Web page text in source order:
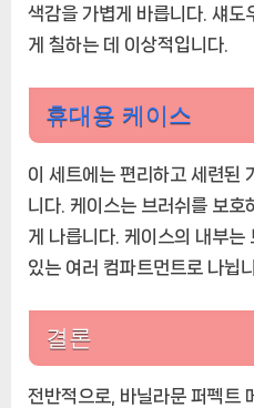
색감을 가볍게 바릅니다. 섀도
게 칠하는 데 이상적입니다.
휴대용 케이스
이 세트에는 편리하고 세련된
니다. 케이스는 브러쉬를 보호
게 나릅니다. 케이스의 내부는
있는 여러 컴파트먼트로 나뉩
결론
전반적으로, 바닐라문 퍼펙트